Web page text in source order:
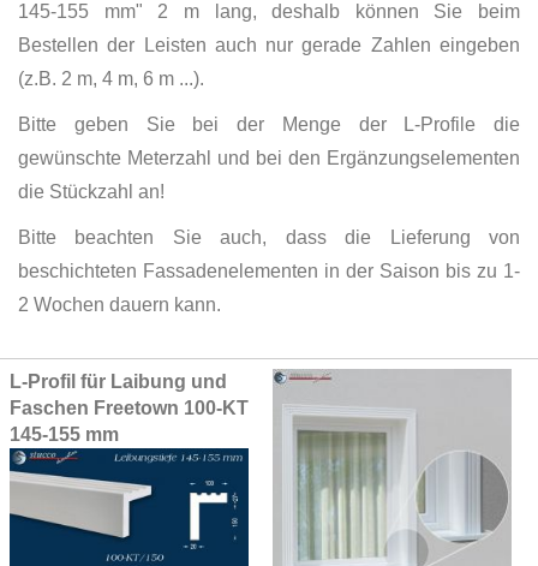
145-155 mm" 2 m lang, deshalb können Sie beim
Bestellen der Leisten auch nur gerade Zahlen eingeben
(z.B. 2 m, 4 m, 6 m ...).
Bitte geben Sie bei der Menge der L-Profile die
gewünschte Meterzahl und bei den Ergänzungselementen
die Stückzahl an!
Bitte beachten Sie auch, dass die Lieferung von
beschichteten Fassadenelementen in der Saison bis zu 1-
2 Wochen dauern kann.
Grouped
product
items
L-Profil für Laibung und
Faschen Freetown 100-KT
145-155 mm